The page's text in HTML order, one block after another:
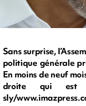
Sans surprise,
politique générale
En moins de neuf
droite qui est
sly/